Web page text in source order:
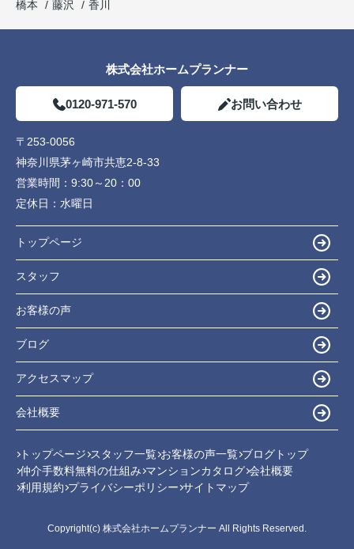
橋本
藤沢 香川
株式会社ホームプランナー
0120-971-570 お問い合わせ
〒253-0056
神奈川県茅ヶ崎市共恵2-8-33
営業時間： 9:30～20：00
定休日： 水曜日
トップページ
スタッフ
お客様の声
ブログ
アクセスマップ
会社概要
トップページ スタッフ一覧 お客様の声一覧 ブログトップ
仲介手数料無料の仕組み マンションカタログ 会社概要
利用規約 プライバシーポリシー サイトマップ
Copyright(c) 株式会社ホームプランナー All Rights Reserved.